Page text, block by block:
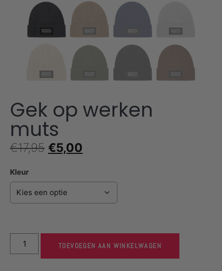
Gek op werken
muts
€17,95 €5,00
Kleur
TOEVOEGEN AAN WINKELWAGEN